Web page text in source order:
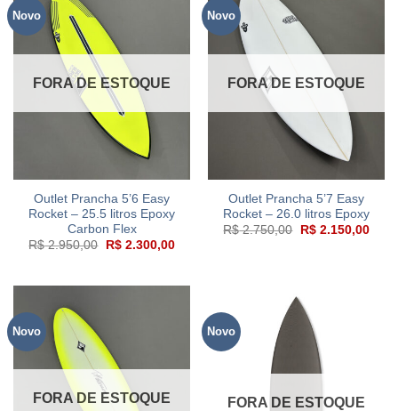
Novo
FORA DE ESTOQUE
Outlet Prancha 5’6 Easy
Rocket – 25.5 litros Epoxy
Carbon Flex
R$2.950,00
O
R$2.300,00O
Novo
FORA DE ESTOQUE
Outlet Prancha 5’7 Easy
Rocket – 26.0 litros Epoxy
R$2.750,00
O
R$2.150,00O
Novo
FORA DE ESTOQUE
Novo
FORA DE ESTOQUE